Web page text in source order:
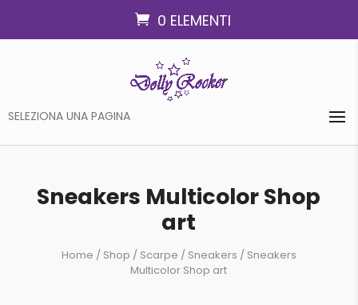
0 ELEMENTI
SELEZIONA UNA PAGINA
Sneakers Multicolor Shop
art
Home / Shop / Scarpe / Sneakers / Sneakers
Multicolor Shop art